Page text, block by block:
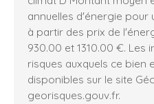
annuelles d'énergie pour
à partir des prix de
930.00 et 1310.00 €. Les
risques auxquels ce bien
disponibles sur le site
georisques.gouv.fr.